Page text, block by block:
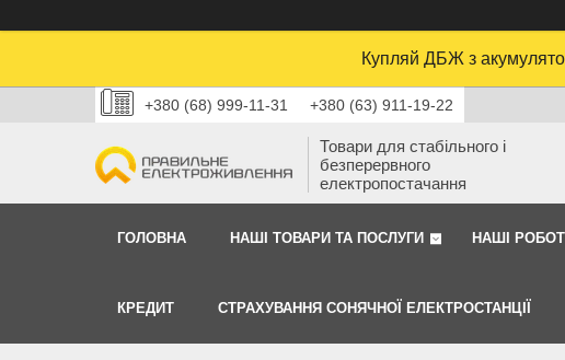
Купляй ДБЖ з
+380 (68) 999-11-31 +380 (63) 911-19-22
Товари для стабільного і
безперервного
електропостачання
ГОЛОВНА НАШІ ТОВАРИ ТА ПОСЛУГИ НАШI
КРЕДИТ СТРАХУВАННЯ СОНЯЧНОЇ ЕЛЕКТРОСТАНЦІЇ